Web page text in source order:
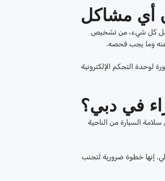
أي مشاكل
كل شيء، من تشخيص
عنه وما يجب فحصه.
التحكم الإلكترونية
في دبي؟
السيارة من الناحية
إنها خطوة ضرورية لتجنب